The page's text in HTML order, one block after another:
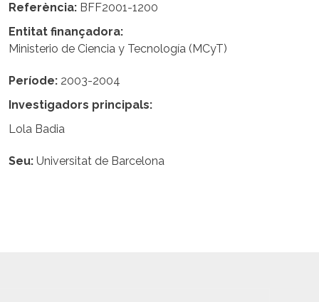
Referència BFF2001-1200
Entitat finançadora
Ministerio de Ciencia y Tecnología (MCyT)
Període 2003-2004
Investigadors principals
Lola Badia
Seu Universitat de Barcelona